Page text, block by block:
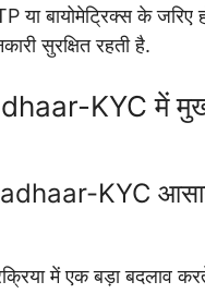
या बायोमेट्रिक्स के जरिए
सुरक्षित रहती है.
KYC में
KYC
में एक बड़ा बदलाव